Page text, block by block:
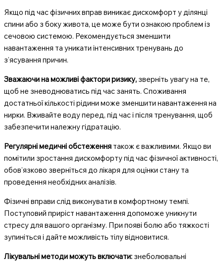
Якщо під час фізичних вправ виникає дискомфорт у ділянці
спини або з боку живота, це може бути ознакою проблем із
сечовою системою. Рекомендується зменшити
навантаження та уникати інтенсивних тренувань до
з’ясування причин.
Зважаючи на можливі фактори ризику, зверніть увагу на те,
щоб не зневоднюватись під час занять. Споживання
достатньої кількості рідини може зменшити навантаження на
нирки. Вживайте воду перед, під час і після тренування, щоб
забезпечити належну гідратацію.
Регулярні медичні обстеження також є важливими. Якщо ви
помітили зростання дискомфорту під час фізичної активності,
обов’язково зверніться до лікаря для оцінки стану та
проведення необхідних аналізів.
Фізичні вправи слід виконувати в комфортному темпі.
Поступовий приріст навантаження допоможе уникнути
стресу для вашого організму. При появі болю або тяжкості
зупиніться і дайте можливість тілу відновитися.
Лікувальні методи можуть включати: знеболювальні